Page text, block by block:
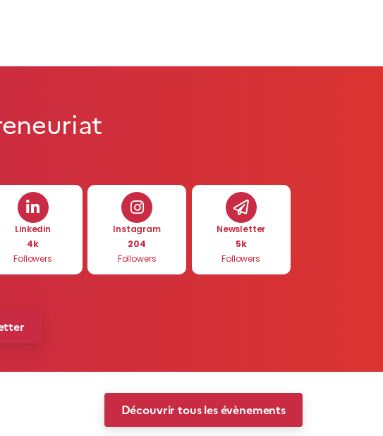
Linkedin
4k
Followers
Instagram
204
Followers
Newsletter
5k
Followers
Découvrir tous les évènements